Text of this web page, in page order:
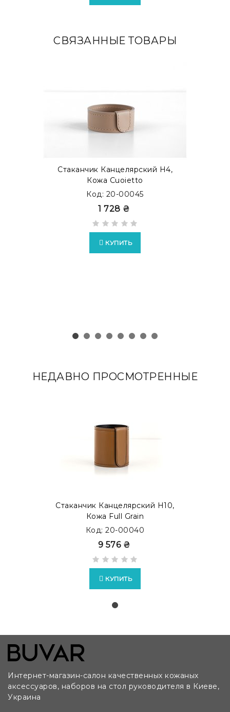
СВЯЗАННЫЕ ТОВАРЫ
Стаканчик Канцелярский H4,
Кожа Cuoietto
Код: 20-00045
1 728 ₴
КУПИТЬ
НЕДАВНО ПРОСМОТРЕННЫЕ
Стаканчик Канцелярский H10,
Кожа Full Grain
Код: 20-00040
9 576 ₴
КУПИТЬ
Интернет-магазин-салон качественных кожаных
аксессуаров, наборов на стол руководителя в Киеве,
Украина